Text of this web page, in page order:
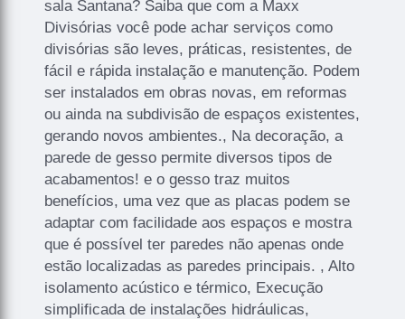
sala Santana? Saiba que com a Maxx
Divisórias você pode achar serviços como
divisórias são leves, práticas, resistentes, de
fácil e rápida instalação e manutenção. Podem
ser instalados em obras novas, em reformas
ou ainda na subdivisão de espaços existentes,
gerando novos ambientes., Na decoração, a
parede de gesso permite diversos tipos de
acabamentos! e o gesso traz muitos
benefícios, uma vez que as placas podem se
adaptar com facilidade aos espaços e mostra
que é possível ter paredes não apenas onde
estão localizadas as paredes principais. , Alto
isolamento acústico e térmico, Execução
simplificada de instalações hidráulicas,